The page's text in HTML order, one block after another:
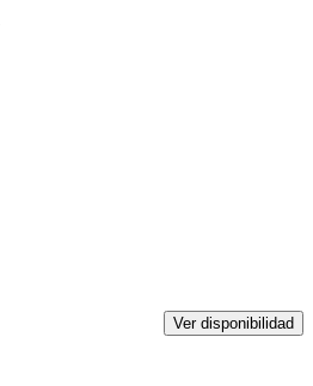
Ver disponibilidad